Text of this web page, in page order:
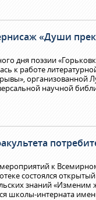
«Души
дня поэзии
к работе
организованной
научной
к
состоялся
знаний «Изменим
школы-интерната